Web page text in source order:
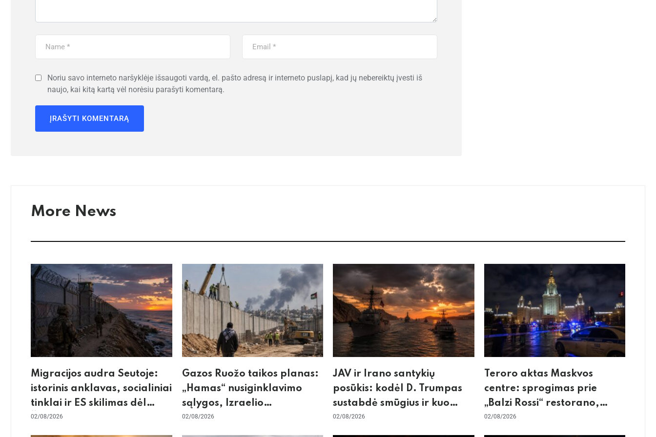
Noriu savo interneto naršyklėje išsaugoti vardą, el. pašto adresą ir interneto puslapį, kad jų nebereiktų įvesti iš
naujo, kai kitą kartą vėl norėsiu parašyti komentarą.
More News
Migracijos audra Seutoje:
istorinis anklavas, socialiniai
tinklai ir ES skilimas dėl
Šengeno zonos
02/08/2026
Gazos Ruožo taikos planas:
„Hamas“ nusiginklavimo
sąlygos, Izraelio
skepticizmas ir ES nerimas
dėl sienos
02/08/2026
JAV ir Irano santykių
posūkis: kodėl D. Trumpas
sustabdė smūgius ir kuo
rizikuoja pasaulio
ekonomika
02/08/2026
Teroro aktas Maskvos
centre: sprogimas prie
„Balzi Rossi“ restorano,
mirtininkės apgulė ir tikrieji
taikiniai
02/08/2026